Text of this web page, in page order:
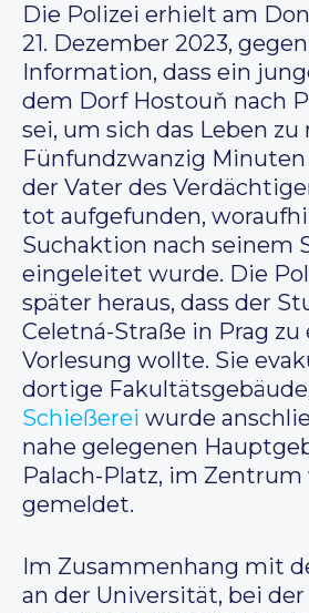
Die Polizei erhielt am
21. Dezember 2023,
Information, dass ein
dem Dorf Hostouň nach
sei, um sich das Leben zu
Fünfundzwanzig
der Vater des
tot aufgefunden,
Suchaktion nach seinem
eingeleitet wurde. Die
später heraus, dass der
Celetná-Straße in Prag zu
Vorlesung wollte. Sie
dortige
Schießerei wurde
nahe gelegenen
Palach-Platz, im Zentrum
gemeldet.
Im Zusammenhang mit
an der Universität, bei der